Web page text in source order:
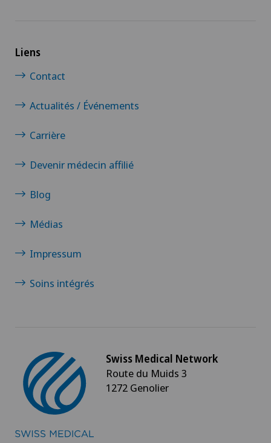
Lyra Gait
Mako
Maladie de Basedow
Maladie de Parkinson
Maladies de la cornée
Mammographie
Massage ayurvédique
Massage hypnotique
Liens
Contact
Actualités / Événements
Carrière
Devenir médecin affilié
Blog
Médias
Impressum
Soins intégrés
Swiss Medical Network
Route du Muids 3
1272 Genolier